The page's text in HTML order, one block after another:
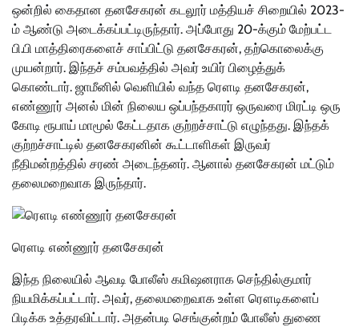
ஒன்றில் கைதான தனசேகரன் கடலூர் மத்தியச் சிறையில் 2023-
ம் ஆண்டு அடைக்கப்பட்டிருந்தார். அப்போது 20-க்கும் மேற்பட்ட
பி.பி மாத்திரைகளைச் சாப்பிட்டு தனசேகரன், தற்கொலைக்கு
முயன்றார். இந்தச் சம்பவத்தில் அவர் உயிர் பிழைத்துக்
கொண்டார். ஜாமீனில் வெளியில் வந்த ரௌடி தனசேகரன்,
எண்ணூர் அனல் மின் நிலைய ஒப்பந்தகாரர் ஒருவரை மிரட்டி ஒரு
கோடி ரூபாய் மாமூல் கேட்டதாக குற்றச்சாட்டு எழுந்தது. இந்தக்
குற்றச்சாட்டில் தனசேகரனின் கூட்டாளிகள் இருவர்
நீதிமன்றத்தில் சரண் அடைந்தனர். ஆனால் தனசேகரன் மட்டும்
தலைமறைவாக இருந்தார்.
ரௌடி எண்ணூர் தனசேகரன்
இந்த நிலையில் ஆவடி போலீஸ் கமிஷனராக செந்தில்குமார்
நியமிக்கப்பட்டார். அவர், தலைமறைவாக உள்ள ரௌடிகளைப்
பிடிக்க உத்தரவிட்டார். அதன்படி செங்குன்றம் போலீஸ் துணை